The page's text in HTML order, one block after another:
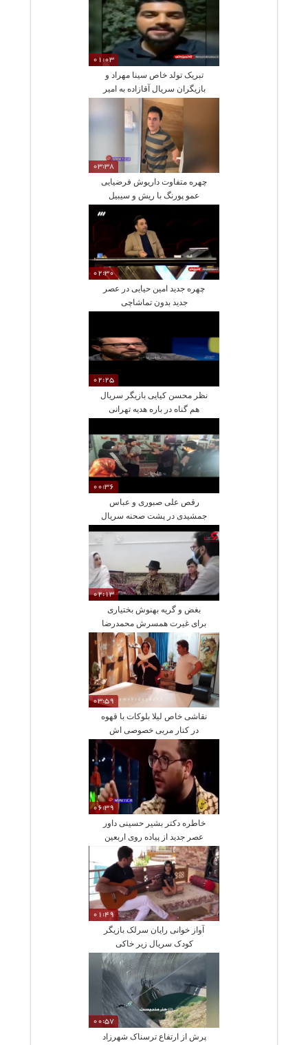
01:03
تبریک تولد خاص سینا مهراد و
بازیگران سریال آقازاده به امیر
آقایی
03:38
چهره‌ متفاوت داریوش فرضیایی
عمو پورنگ با ریش و سیبیل
02:30
چهره جدید امین حیایی در عصر
جدید بدون تماشاچی
02:25
نظر محسن کیایی بازیگر سریال
هم گناه در باره هدیه تهرانی
00:36
رقص علی صبوری و عباس
جمشیدی در پشت صحنه سریال
آخر خط
02:13
بغض و گریه بهنوش بختیاری
برای غیرت همسرش محمدرضا
آرین
03:59
نقاشی خاص لیلا بلوکات با قهوه
در کنار مربی خصوصی اش
06:39
خاطره دکتر بشیر حسینی داور
عصر جدید از پیاده روی اربعین
01:49
آواز خوانی رایان سرلک بازیگر
کودک سریال زیر خاکی
00:57
پرش از ارتفاع ترسناک شهرزاد